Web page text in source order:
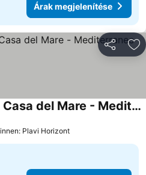
Árak megjelenítése
Boutique Hotel & Spa Casa del Mare - Mediterraneo
Plavi Horizont